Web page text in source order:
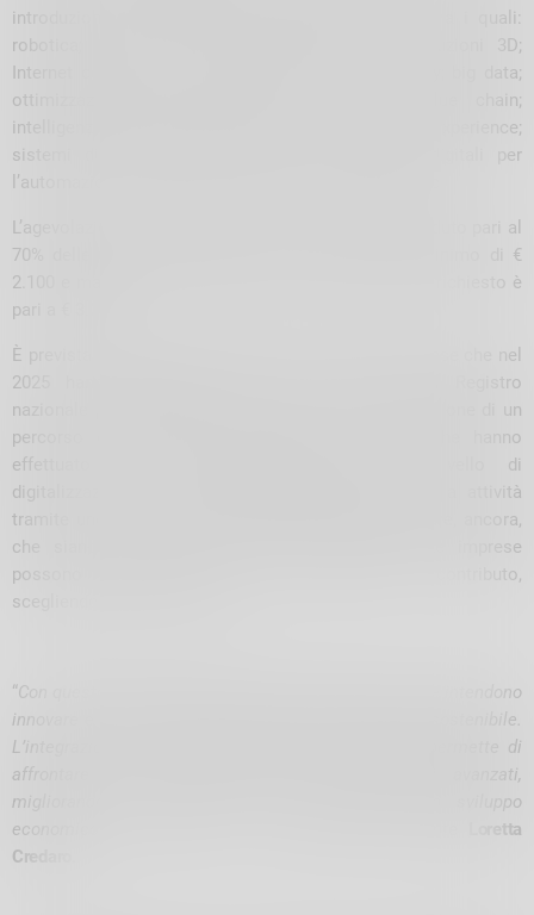
introduzione in azienda di tecnologie digitali 4.0, tra i quali:
robotica; stampa 3D; realtà aumentata e ricostruzioni 3D;
Internet delle cose e delle macchine; cyber security; big data;
ottimizzazione della supply chain e della value chain;
intelligenza artificiale; blockchain; in-store customer experience;
sistemi di e-commerce; soluzioni tecnologiche digitali per
l’automazione del sistema produttivo e di vendita, ecc.
L’agevolazione consiste in un contributo a fondo perduto pari al
70% delle spese ammissibili, con un contributo minimo di €
2.100 e massimo di € 8.400. L’investimento minimo richiesto è
pari a € 3.000.
È prevista inoltre una premialità di € 100 per le imprese che nel
2025 hanno effettuato una nuova iscrizione al Registro
nazionale per l’Alternanza Scuola Lavoro, con attivazione di un
percorso di alternanza, oppure per le aziende che hanno
effettuato nel 2025 un’autovalutazione del livello di
digitalizzazione o internazionalizzazione della propria attività
tramite uno degli strumenti previsti dal bando oppure, ancora,
che siano in possesso del rating di legalità. Le imprese
possono presentare una sola domanda di contributo,
scegliendo uno tra i due assi.
“Con questo bando vogliamo sostenere le imprese che intendono
innovare e rendere la propria attività più efficiente e sostenibile.
L’integrazione tra transizione energetica e digitale permette di
affrontare le sfide del mercato con strumenti avanzati,
migliorando la competitività e contribuendo allo sviluppo
economico del territorio
Loretta
Credaro